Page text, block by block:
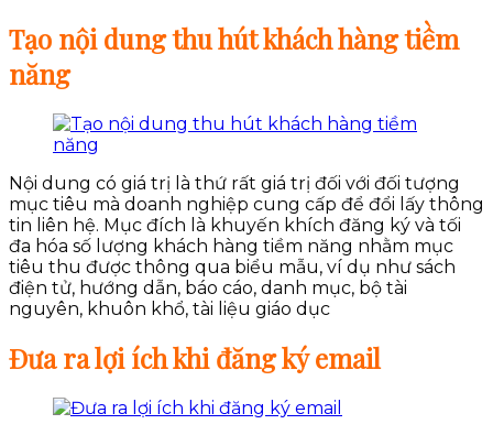
Tạo nội dung thu hút khách hàng tiềm
năng
Nội dung có giá trị là thứ rất giá trị đối với đối tượng
mục tiêu mà doanh nghiệp cung cấp để đổi lấy thông
tin liên hệ. Mục đích là khuyến khích đăng ký và tối
đa hóa số lượng khách hàng tiềm năng nhằm mục
tiêu thu được thông qua biểu mẫu, ví dụ như sách
điện tử, hướng dẫn, báo cáo, danh mục, bộ tài
nguyên, khuôn khổ, tài liệu giáo dục
Đưa ra lợi ích khi đăng ký email